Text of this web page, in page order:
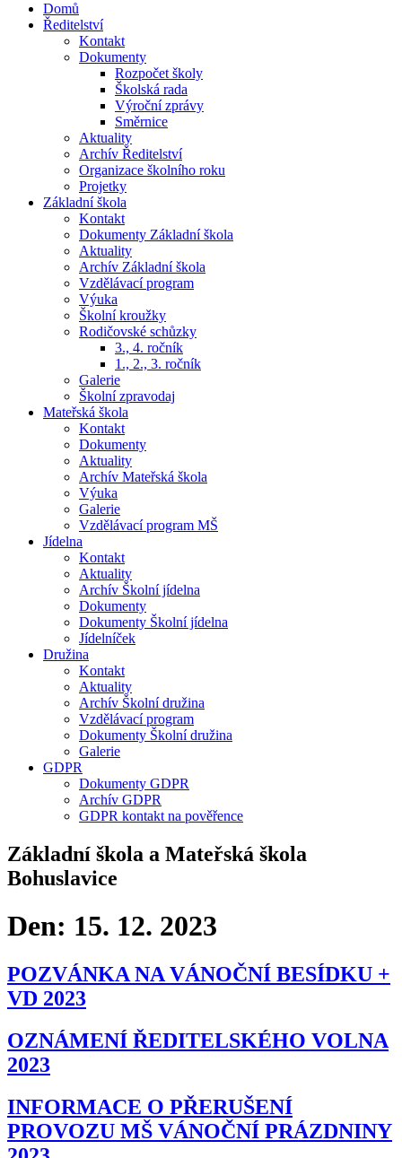
Domů
Ředitelství
Kontakt
Dokumenty
Rozpočet školy
Školská rada
Výroční zprávy
Směrnice
Aktuality
Archív Ředitelství
Organizace školního roku
Projetky
Základní škola
Kontakt
Dokumenty Základní škola
Aktuality
Archív Základní škola
Vzdělávací program
Výuka
Školní kroužky
Rodičovské schůzky
3., 4. ročník
1., 2., 3. ročník
Galerie
Školní zpravodaj
Mateřská škola
Kontakt
Dokumenty
Aktuality
Archív Mateřská škola
Výuka
Galerie
Vzdělávací program MŠ
Jídelna
Kontakt
Aktuality
Archív Školní jídelna
Dokumenty
Dokumenty Školní jídelna
Jídelníček
Družina
Kontakt
Aktuality
Archív Školní družina
Vzdělávací program
Dokumenty Školní družina
Galerie
GDPR
Dokumenty GDPR
Archív GDPR
GDPR kontakt na pověřence
Základní škola a Mateřská škola
Bohuslavice
Den: 15. 12. 2023
POZVÁNKA NA VÁNOČNÍ BESÍDKU +
VD 2023
OZNÁMENÍ ŘEDITELSKÉHO VOLNA
2023
INFORMACE O PŘERUŠENÍ
PROVOZU MŠ VÁNOČNÍ PRÁZDNINY